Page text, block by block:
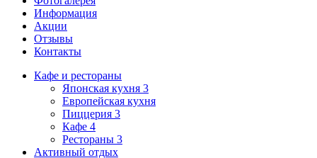
Информация
Акции
Отзывы
Контакты
Кафе и рестораны
Японская кухня 3
Европейская кухня
Пиццерия 3
Кафе 4
Рестораны 3
Активный отдых